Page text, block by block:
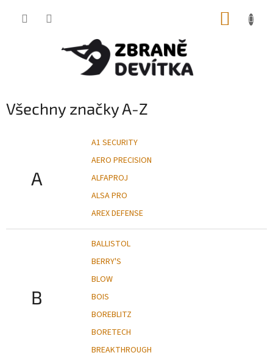
Všechny značky A-Z
A
A1 SECURITY
AERO PRECISION
ALFAPROJ
ALSA PRO
AREX DEFENSE
B
BALLISTOL
BERRY'S
BLOW
BOIS
BOREBLITZ
BORETECH
BREAKTHROUGH